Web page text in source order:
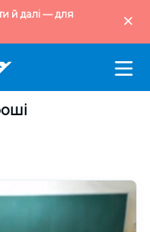
й далі — для